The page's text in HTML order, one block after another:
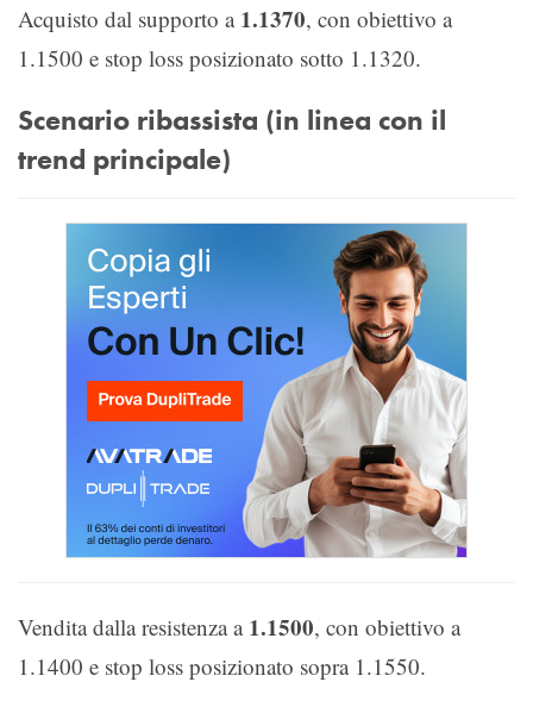
Acquisto dal supporto a 1.1370, con obiettivo a
1.1500 e stop loss posizionato sotto 1.1320.
Scenario ribassista (in linea con il
trend principale)
Vendita dalla resistenza a 1.1500, con obiettivo a
1.1400 e stop loss posizionato sopra 1.1550.